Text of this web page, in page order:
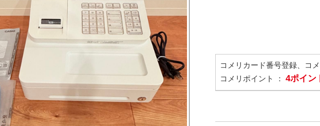
コメリカード番号登録、コ
コメリポイント ： 4ポイン